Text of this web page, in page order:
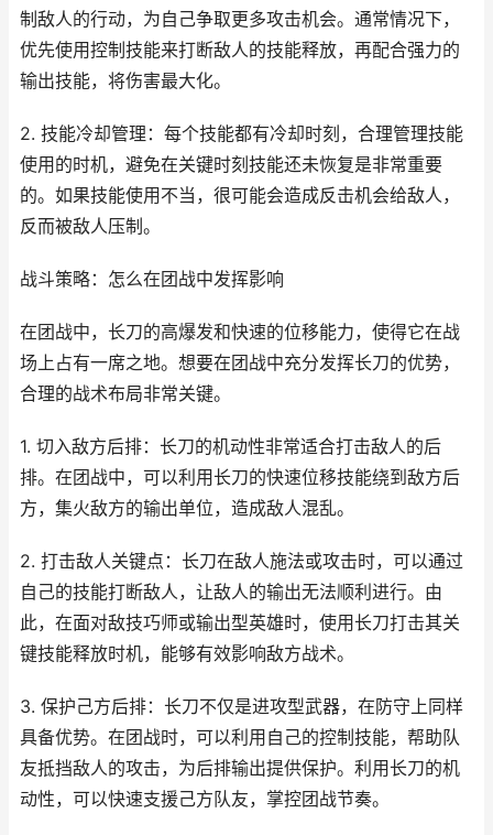
制敌人的行动，为自己争取更多攻击机会。通常情况下，
优先使用控制技能来打断敌人的技能释放，再配合强力的
输出技能，将伤害最大化。
2. 技能冷却管理：每个技能都有冷却时刻，合理管理技能
使用的时机，避免在关键时刻技能还未恢复是非常重要
的。如果技能使用不当，很可能会造成反击机会给敌人，
反而被敌人压制。
战斗策略：怎么在团战中发挥影响
在团战中，长刀的高爆发和快速的位移能力，使得它在战
场上占有一席之地。想要在团战中充分发挥长刀的优势，
合理的战术布局非常关键。
1. 切入敌方后排：长刀的机动性非常适合打击敌人的后
排。在团战中，可以利用长刀的快速位移技能绕到敌方后
方，集火敌方的输出单位，造成敌人混乱。
2. 打击敌人关键点：长刀在敌人施法或攻击时，可以通过
自己的技能打断敌人，让敌人的输出无法顺利进行。由
此，在面对敌技巧师或输出型英雄时，使用长刀打击其关
键技能释放时机，能够有效影响敌方战术。
3. 保护己方后排：长刀不仅是进攻型武器，在防守上同样
具备优势。在团战时，可以利用自己的控制技能，帮助队
友抵挡敌人的攻击，为后排输出提供保护。利用长刀的机
动性，可以快速支援己方队友，掌控团战节奏。